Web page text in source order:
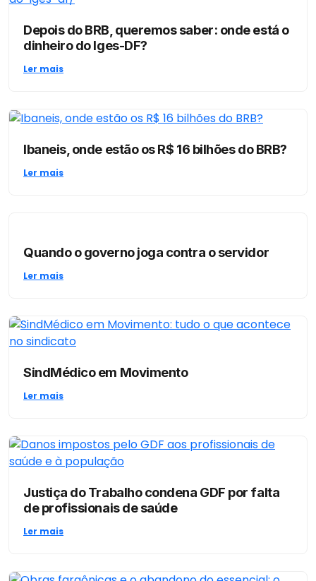
Depois do BRB, queremos saber: onde está o
dinheiro do Iges-DF?
Ler mais
Ibaneis, onde estão os R$ 16 bilhões do BRB?
Ler mais
Quando o governo joga contra o servidor
Ler mais
SindMédico em Movimento
Ler mais
Justiça do Trabalho condena GDF por falta
de profissionais de saúde
Ler mais